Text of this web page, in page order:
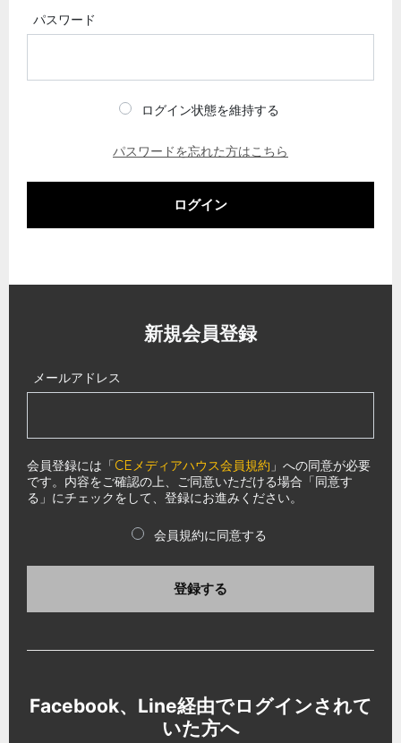
パスワード
ログイン状態を維持する
パスワードを忘れた方はこちら
ログイン
新規会員登録
メールアドレス
会員登録には「CEメディアハウス会員規約 」への同意が必要
です。内容をご確認の上、ご同意いただける場合「同意す
る」にチェックをして、登録にお進みください。
会員規約に同意する
登録する
Facebook、Line経由でログインされて
いた方へ